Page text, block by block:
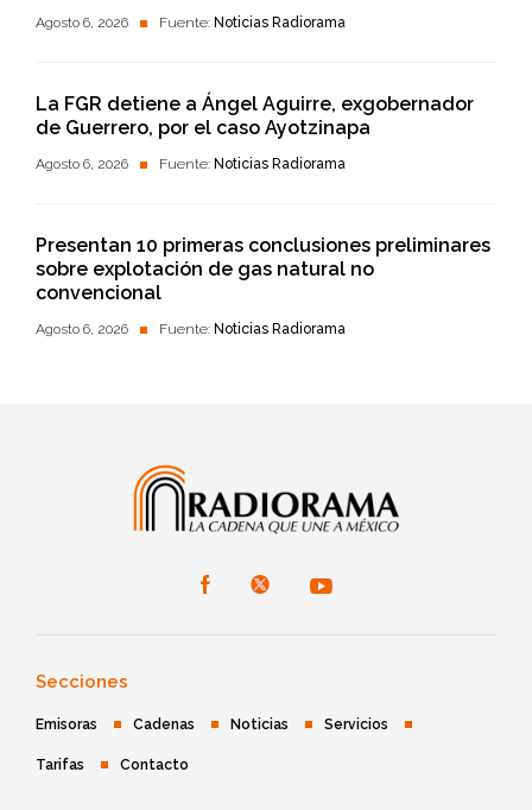
Agosto 6, 2026 Fuente: Noticias Radiorama
La FGR detiene a Ángel Aguirre, exgobernador
de Guerrero, por el caso Ayotzinapa
Agosto 6, 2026 Fuente: Noticias Radiorama
Presentan 10 primeras conclusiones preliminares
sobre explotación de gas natural no
convencional
Agosto 6, 2026 Fuente: Noticias Radiorama
Secciones
Emisoras Cadenas Noticias Servicios
Tarifas Contacto